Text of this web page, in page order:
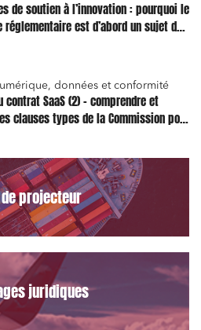
de soutien à l’innovation : pourquoi le
réglementaire est d’abord un sujet de
données et conformité
contrat SaaS (2) – comprendre et
clauses types de la Commission pour
projecteur
juridiques
et contrats
de l’économie sociale et
données et conformité
et droit du travail
collectivités